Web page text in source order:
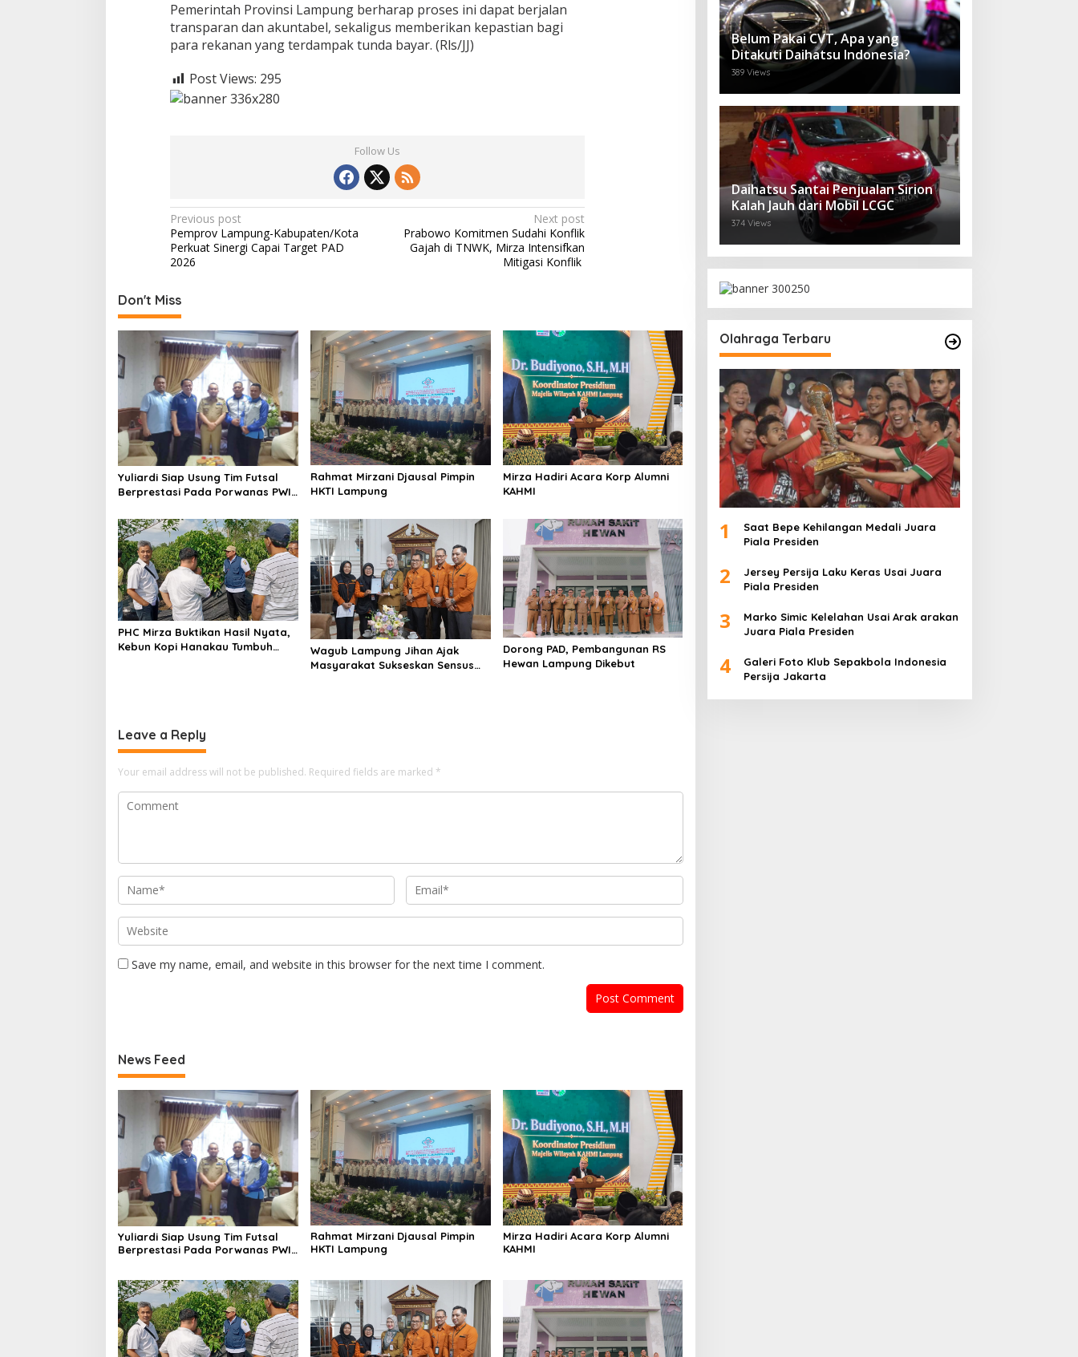
Pemerintah Provinsi Lampung berharap proses ini dapat berjalan
transparan dan akuntabel, sekaligus memberikan kepastian bagi
para rekanan yang terdampak tunda bayar. (Rls/JJ)
Post Views: 295
Follow Us
P
o
s
n
a
v
i
g
a
t
i
o
n
Previous post
Pemprov Lampung-Kabupaten/Kota
Perkuat Sinergi Capai Target PAD
2026
Next post
Prabowo Komitmen Sudahi Konflik
Gajah di TNWK, Mirza Intensifkan
Mitigasi Konflik
Don't Miss
Yuliardi Siap Usung Tim Futsal
Berprestasi Pada Porwanas PWI
Rahmat Mirzani Djausal Pimpin
HKTI Lampung
Mirza Hadiri Acara Korp Alumni
KAHMI
PHC Mirza Buktikan Hasil Nyata,
Kebun Kopi Hanakau Tumbuh
Wagub Lampung Jihan Ajak
Masyarakat Sukseskan Sensus
Dorong PAD, Pembangunan RS
Hewan Lampung Dikebut
Leave a Reply
Your email address will not be published. Required fields are marked *
Save my name, email, and website in this browser for the next time I comment.
News Feed
Yuliardi Siap Usung Tim Futsal
Berprestasi Pada Porwanas PWI
Rahmat Mirzani Djausal Pimpin
HKTI Lampung
Mirza Hadiri Acara Korp Alumni
KAHMI
Belum Pakai CVT, Apa yang
Ditakuti Daihatsu Indonesia?
389 Views
Daihatsu Santai Penjualan Sirion
Kalah Jauh dari Mobil LCGC
374 Views
Olahraga Terbaru
1
Saat Bepe Kehilangan Medali Juara
Piala Presiden
2
Jersey Persija Laku Keras Usai Juara
Piala Presiden
3
Marko Simic Kelelahan Usai Arak arakan
Juara Piala Presiden
4
Galeri Foto Klub Sepakbola Indonesia
Persija Jakarta